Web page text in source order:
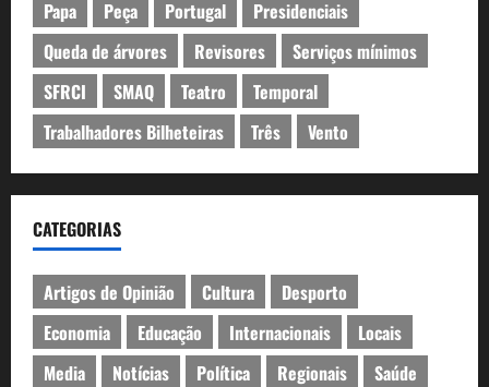
Papa
Peça Portugal
Presidenciais
Queda de árvores
Revisores
Serviços mínimos
SFRCI
SMAQ Teatro
Temporal
Trabalhadores Bilheteiras
Três Vento
CATEGORIAS
Artigos de Opinião Cultura
Desporto
Economia
Educação Internacionais
Locais
Media
Notícias Política Regionais
Saúde